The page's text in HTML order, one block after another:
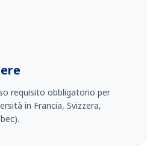
requisito obbligatorio per
in Francia, Svizzera,